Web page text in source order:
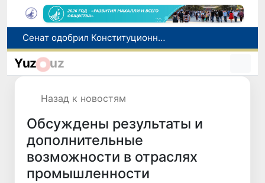
В Ташкенте задержали подозреваемых в распространении крупной партии наркотиков
В Узбекистане упростят назначение пенсий по инвалидности
Yuz uz
Назад к новостям
Обсуждены результаты и
дополнительные
возможности в отраслях
промышленности